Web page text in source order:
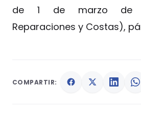
de 1 de marzo de
Reparaciones y Costas),
COMPARTIR: